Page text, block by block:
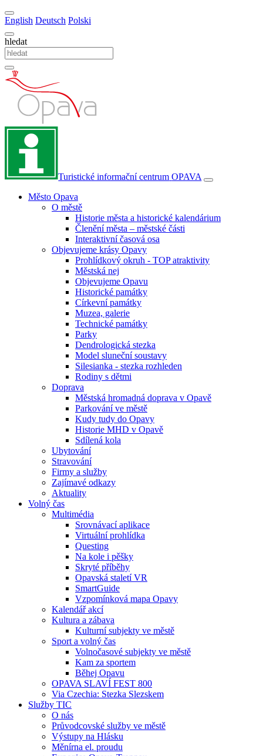
English Deutsch Polski
hledat
Turistické informační centrum OPAVA
Město Opava
O městě
Historie města a historické kalendárium
Členění města – městské části
Interaktivní časová osa
Objevujeme krásy Opavy
Prohlídkový okruh - TOP atraktivity
Městská nej
Objevujeme Opavu
Historické památky
Církevní památky
Muzea, galerie
Technické památky
Parky
Dendrologická stezka
Model sluneční soustavy
Silesianka - stezka rozhleden
Rodiny s dětmi
Doprava
Městská hromadná doprava v Opavě
Parkování ve městě
Kudy tudy do Opavy
Historie MHD v Opavě
Sdílená kola
Ubytování
Stravování
Firmy a služby
Zajímavé odkazy
Aktuality
Volný čas
Multimédia
Srovnávací aplikace
Virtuální prohlídka
Questing
Na kole i pěšky
Skryté příběhy
Opavská staletí VR
SmartGuide
Vzpomínková mapa Opavy
Kalendář akcí
Kultura a zábava
Kulturní subjekty ve městě
Sport a volný čas
Volnočasové subjekty ve městě
Kam za sportem
Běhej Opavu
OPAVA SLAVÍ FEST 800
Via Czechia: Stezka Slezskem
Služby TIC
O nás
Průvodcovské služby ve městě
Výstupy na Hlásku
Měnírna el. proudu